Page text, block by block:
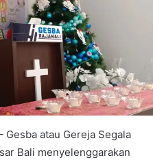
Gesba atau Gereja Segala
Bali menyelenggarakan